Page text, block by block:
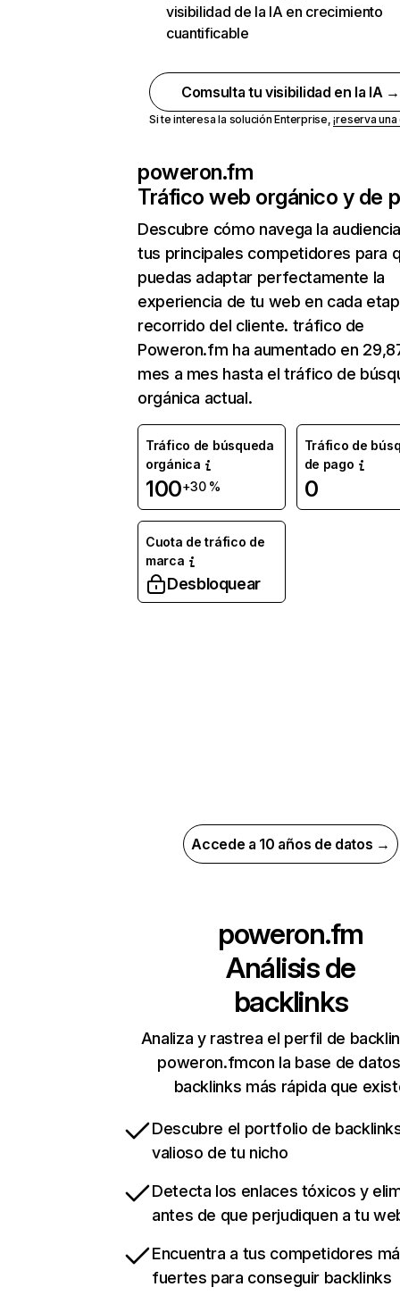
visibilidad de la IA en crecimiento
cuantificable
Comsulta tu visibilidad en la IA →
Si te interesa la solución Enterprise,¡reserva
poweron.fm
Tráfico web orgánico y de
Descubre cómo navega la
tus principales competidores para
puedas adaptar perfectamente la
experiencia de tu web en cada
recorrido del cliente. tráfico de
Poweron.fm ha aumentado en
mes a mes hasta el tráfico de
orgánica actual.
Tráfico de búsqueda
orgánica
100+30 %
Tráfico de
de pago
0
Cuota de tráfico de
marca
Desbloquear
Accede a 10 años de datos →
poweron.fm
Análisis de
backlinks
Analiza y rastrea el perfil de
poweron.fmcon la base de
backlinks más rápida que
Descubre el portfolio de
valioso de tu nicho
Detecta los enlaces tóxicos y
antes de que perjudiquen a tu
Encuentra a tus competidores
fuertes para conseguir backlinks